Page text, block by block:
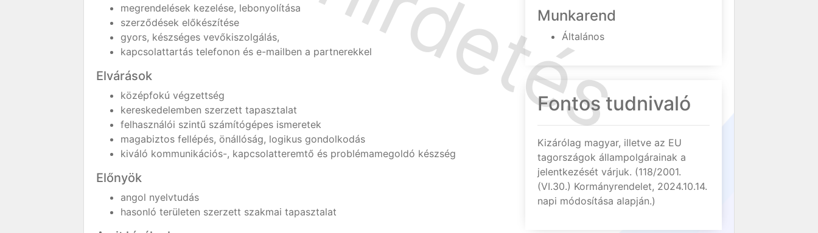
megrendelések kezelése, lebonyolítása
szerződések előkészítése
gyors, készséges vevőkiszolgálás,
kapcsolattartás telefonon és e-mailben a partnerekkel
Elvárások
középfokú végzettség
kereskedelemben szerzett tapasztalat
felhasználói szintű számítógépes ismeretek
magabiztos fellépés, önállóság, logikus gondolkodás
kiváló kommunikációs-, kapcsolatteremtő és problémamegoldó készség
Előnyök
angol nyelvtudás
hasonló területen szerzett szakmai tapasztalat
Munkarend
Általános
Fontos tudnivaló
Kizárólag magyar, illetve az EU
tagországok állampolgárainak a
jelentkezését várjuk. (118/2001.
(VI.30.) Kormányrendelet, 2024.10.14.
napi módosítása alapján.)